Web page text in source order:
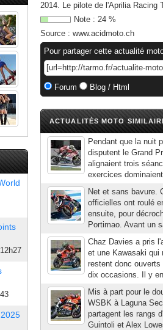
2014. Le pilote de l'Aprilia Racing
Note : 24 %
Source : www.acidmoto.ch
Pour partager cette actualité
Forum Blog / Html
ACTUALITÉS MOTO
Pendant que la nuit
disputent le Grand
alignaient trois
exercices
Net et sans bavure.
officielles ont roulé
ensuite, pour
Portimao. Avant un
Chaz Davies a pris
et une Kawasaki qui
restent donc
dix occasions. Il y
Mis à part pour le
WSBK à Laguna
partagent les rangs
Guintoli et Alex